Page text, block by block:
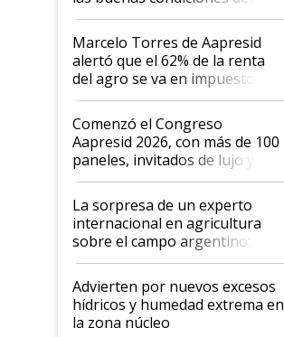
agro argentino para invertir:
"Los veo más motivados"
Marcelo Torres de Aapresid
alertó que el 62% de la renta
del agro se va en impuestos:
"No es bueno que en
Argentina se sigan discutiendo
las mismas cosas de hace 50
años"
Comenzó el Congreso
Aapresid 2026, con más de 100
paneles, invitados de lujo y
todas las tendencias
La sorpresa de un experto
internacional en agricultura
sobre el campo argentino:
"Estoy muy impresionado"
Advierten por nuevos excesos
hídricos y humedad extrema en
la zona núcleo